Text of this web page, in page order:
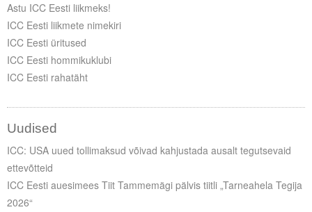
Astu ICC Eesti liikmeks!
ICC Eesti liikmete nimekiri
ICC Eesti üritused
ICC Eesti hommikuklubi
ICC Eesti rahatäht
Uudised
ICC: USA uued tollimaksud võivad kahjustada ausalt tegutsevaid
ettevõtteid
ICC Eesti auesimees Tiit Tammemägi pälvis tiitli „Tarneahela Tegija
2026“